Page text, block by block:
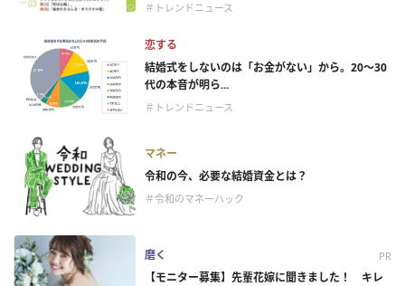
＃トレンドニュース
恋する
結婚式をしないのは「お金がない」から。20～30
代の本音が明ら...
＃トレンドニュース
マネー
令和の今、必要な結婚資金とは？
＃令和のマネーハック
磨く PR
【モニター募集】先輩花嫁に聞きました！ キレ